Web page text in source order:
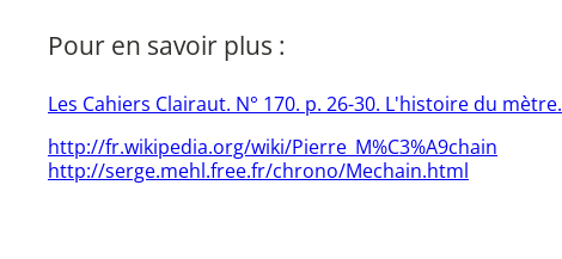
Pour en savoir plus :
Les Cahiers Clairaut. N° 170. p. 26-30. L'histoire du mètre.
http://fr.wikipedia.org/wiki/Pierre_M%C3%A9chain
http://serge.mehl.free.fr/chrono/Mechain.html